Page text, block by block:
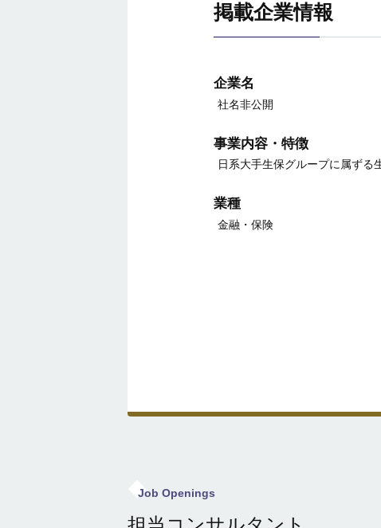
掲載企業情報
企業名
社名非公開
事業内容・特徴
日系大手生保グループに属ずる
業種
金融・保険
Job Openings